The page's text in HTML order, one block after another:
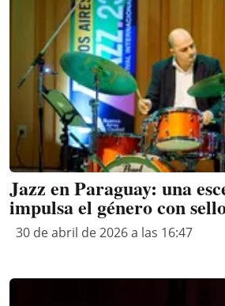
Jazz en Paraguay: una
impulsa el género con
30 de abril de 2026 a las 16:47